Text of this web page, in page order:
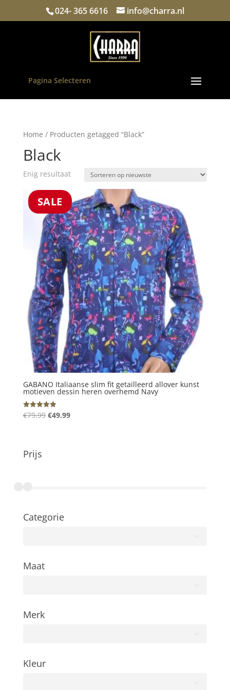
024- 365 6616 info@charra.nl
Pagina Selecteren
Home / Producten getagged “Black”
Black
Enig resultaat
SALE
GABANO Italiaanse slim fit getailleerd allover kunst
motieven dessin heren overhemd Navy
Gewaardeerd
5.00
€79.99 Oorspronkelijke
€49.99Huidige
Prijs
Categorie
Maat
Merk
Kleur